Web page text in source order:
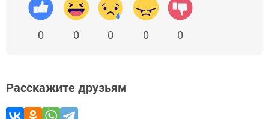
0 0 0 0 0
Расскажите друзьям